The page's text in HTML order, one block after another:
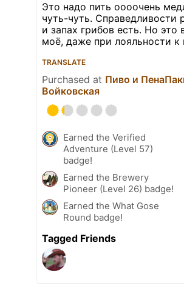
Это надо пить оооочень
чуть-чуть. Справедливости
и запах грибов есть. Но это
моё, даже при лояльности к
TRANSLATE
Purchased at Пиво и
Войковская
Earned the Verified
Adventure (Level 57)
badge!
Earned the Brewery
Pioneer (Level 26) badge!
Earned the What Gose
Round badge!
Tagged Friends